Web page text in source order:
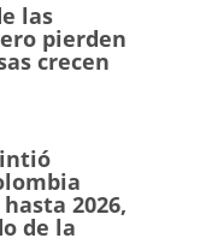
las
pierden
crecen
2026,
de la